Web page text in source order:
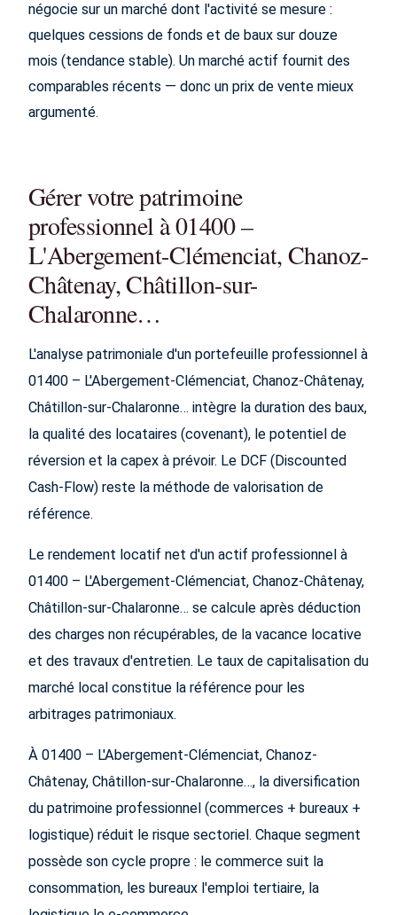
négocie sur un marché dont l'activité se mesure :
quelques cessions de fonds et de baux sur douze
mois (tendance stable). Un marché actif fournit des
comparables récents — donc un prix de vente mieux
argumenté.
Gérer votre patrimoine
professionnel à 01400 –
L'Abergement-Clémenciat, Chanoz-
Châtenay, Châtillon-sur-
Chalaronne…
L'analyse patrimoniale d'un portefeuille professionnel à
01400 – L'Abergement-Clémenciat, Chanoz-Châtenay,
Châtillon-sur-Chalaronne… intègre la duration des baux,
la qualité des locataires (covenant), le potentiel de
réversion et la capex à prévoir. Le DCF (Discounted
Cash-Flow) reste la méthode de valorisation de
référence.
Le rendement locatif net d'un actif professionnel à
01400 – L'Abergement-Clémenciat, Chanoz-Châtenay,
Châtillon-sur-Chalaronne… se calcule après déduction
des charges non récupérables, de la vacance locative
et des travaux d'entretien. Le taux de capitalisation du
marché local constitue la référence pour les
arbitrages patrimoniaux.
À 01400 – L'Abergement-Clémenciat, Chanoz-
Châtenay, Châtillon-sur-Chalaronne…, la diversification
du patrimoine professionnel (commerces + bureaux +
logistique) réduit le risque sectoriel. Chaque segment
possède son cycle propre : le commerce suit la
consommation, les bureaux l'emploi tertiaire, la